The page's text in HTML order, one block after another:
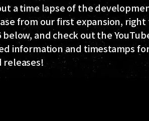
a time lapse of the
from our first expansion,
below, and check out the
information and timestamps
releases!